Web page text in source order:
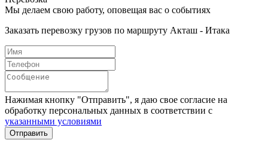
Мы делаем свою работу, оповещая вас о событиях
Заказать перевозку грузов по маршруту Акташ - Итака
Нажимая кнопку "Отправить", я даю свое согласие на
обработку персональных данных в соответствии с
указанными условиями
Отправить